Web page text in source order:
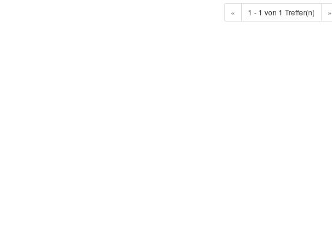
« 1 - 1 von 1 Treffer(n) »